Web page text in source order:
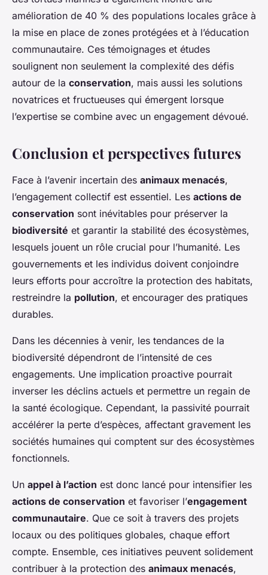
amélioration de 40 % des populations locales grâce à
la mise en place de zones protégées et à l’éducation
communautaire. Ces témoignages et études
soulignent non seulement la complexité des défis
autour de la conservation, mais aussi les solutions
novatrices et fructueuses qui émergent lorsque
l’expertise se combine avec un engagement dévoué.
Conclusion et perspectives futures
Face à l’avenir incertain des animaux menacés,
l’engagement collectif est essentiel. Les actions de
conservation sont inévitables pour préserver la
biodiversité et garantir la stabilité des écosystèmes,
lesquels jouent un rôle crucial pour l’humanité. Les
gouvernements et les individus doivent conjoindre
leurs efforts pour accroître la protection des habitats,
restreindre la pollution, et encourager des pratiques
durables.
Dans les décennies à venir, les tendances de la
biodiversité dépendront de l’intensité de ces
engagements. Une implication proactive pourrait
inverser les déclins actuels et permettre un regain de
la santé écologique. Cependant, la passivité pourrait
accélérer la perte d’espèces, affectant gravement les
sociétés humaines qui comptent sur des écosystèmes
fonctionnels.
Un appel à l’action est donc lancé pour intensifier les
actions de conservation et favoriser l’engagement
communautaire. Que ce soit à travers des projets
locaux ou des politiques globales, chaque effort
compte. Ensemble, ces initiatives peuvent solidement
contribuer à la protection des animaux menacés,